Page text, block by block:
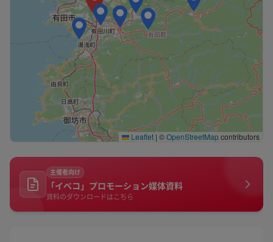
Leaflet | ©OpenStreetMapcontributors
主催者向け
「イベコ」プロモーション媒体資料
資料のダウンロードはこちら